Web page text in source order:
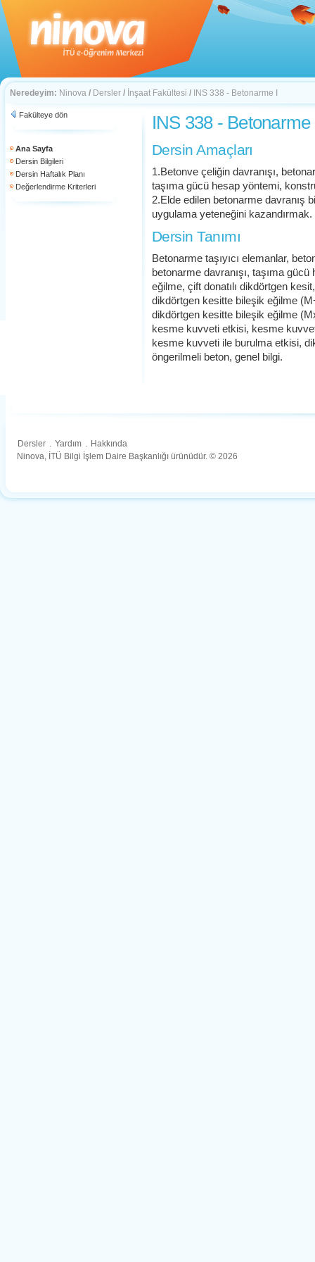
Neredeyim: Ninova / Dersler / İnşaat Fakültesi / INS 338 - Betonarme I
Fakülteye dön
Ana Sayfa
Dersin Bilgileri
Dersin Haftalık Planı
Değerlendirme Kriterleri
INS 338 - Betonarme
Dersin Amaçları
1.Betonve çeliğin davranışı,
taşıma gücü hesap yöntemi,
2.Elde edilen betonarme davranış
uygulama yeteneğini kazandırmak.
Dersin Tanımı
Betonarme taşıyıcı elemanlar,
betonarme davranışı, taşıma
eğilme, çift donatılı dikdörtgen
dikdörtgen kesitte bileşik eğilme
dikdörtgen kesitte bileşik eğilme
kesme kuvveti etkisi, kesme
kesme kuvveti ile burulma etkisi,
öngerilmeli beton, genel bilgi.
Dersler . Yardım . Hakkında
Ninova, İTÜ Bilgi İşlem Daire Başkanlığı ürünüdür. © 2026